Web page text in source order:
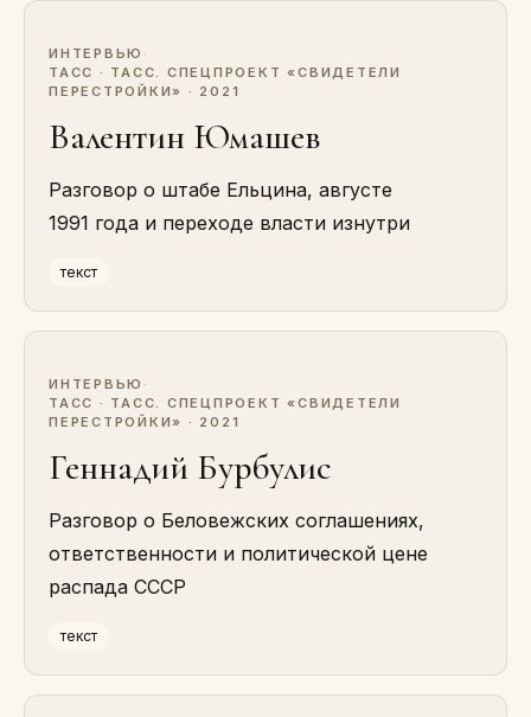
ИНТЕРВЬЮ ·
ТАСС · ТАСС. СПЕЦПРОЕКТ «СВИДЕТЕЛИ
ПЕРЕСТРОЙКИ» · 2021
Валентин Юмашев
Разговор о штабе Ельцина, августе
1991 года и переходе власти изнутри
текст
ИНТЕРВЬЮ ·
ТАСС · ТАСС. СПЕЦПРОЕКТ «СВИДЕТЕЛИ
ПЕРЕСТРОЙКИ» · 2021
Геннадий Бурбулис
Разговор о Беловежских соглашениях,
ответственности и политической цене
распада СССР
текст